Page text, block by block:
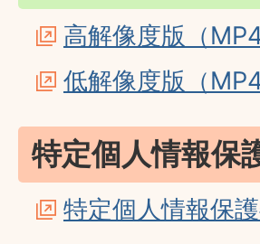
高解像度版（
低解像度版（
特定個人情報保
特定個人情報保